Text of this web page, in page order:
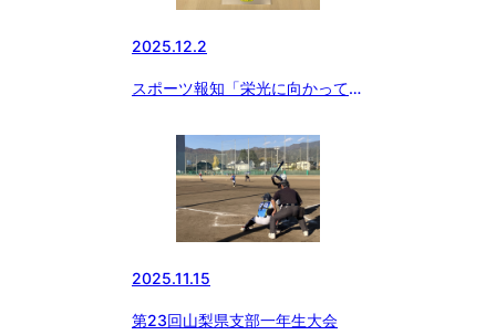
2025.12.2
スポーツ報知「栄光に向かって」
2025.11.15
第23回山梨県支部一年生大会